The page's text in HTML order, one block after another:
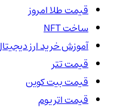
قیمت طلا امروز
ساخت NFT
آموزش خرید ارز دیجیتال
قیمت تتر
قیمت بیت کوین
قیمت اتریوم